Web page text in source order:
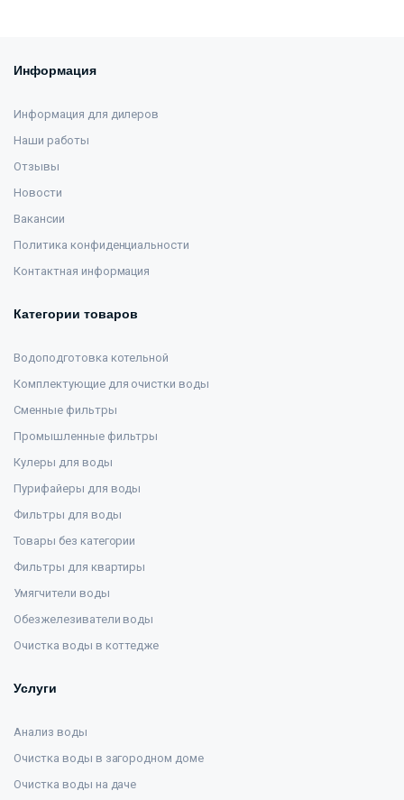
Информация
Информация для дилеров
Наши работы
Отзывы
Новости
Вакансии
Политика конфиденциальности
Контактная информация
Категории товаров
Водоподготовка котельной
Комплектующие для очистки воды
Сменные фильтры
Промышленные фильтры
Кулеры для воды
Пурифайеры для воды
Фильтры для воды
Товары без категории
Фильтры для квартиры
Умягчители воды
Обезжелезиватели воды
Очистка воды в коттедже
Услуги
Анализ воды
Очистка воды в загородном доме
Очистка воды на даче